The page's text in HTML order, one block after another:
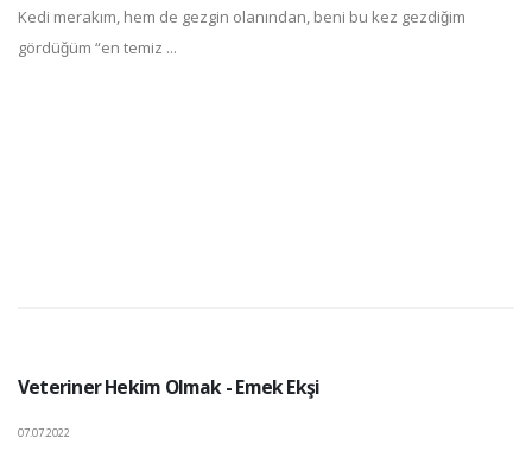
Kedi merakım, hem de gezgin olanından, beni bu kez gezdiğim
gördüğüm “en temiz ...
Veteriner Hekim Olmak - Emek Ekşi
07.07.2022